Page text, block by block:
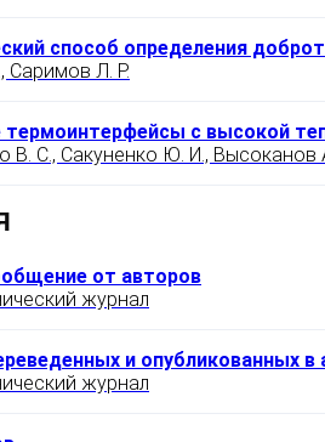
способ определения
Саримов Л. Р.
с высокой
В. С., Сакуненко Ю. И., Высоканов
от авторов
журнал
и опубликованных
журнал